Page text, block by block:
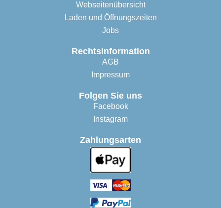
Webseitenübersicht
Laden und Öffnungszeiten
Jobs
Rechtsinformation
AGB
Impressum
Folgen Sie uns
Facebook
Instagram
Zahlungsarten